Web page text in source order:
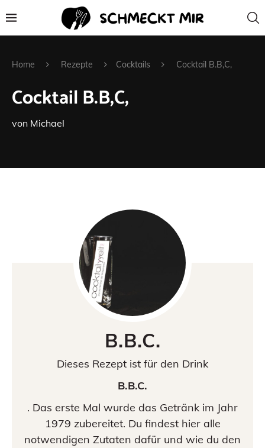
Home Rezepte Cocktails Cocktail B.B,C,
Cocktail B.B,C,
von Michael
B.B.C.
Dieses Rezept ist für den Drink
B.B.C.
. Das erste Mal wurde das Getränk im Jahr
1979 zubereitet. Du findest hier alle
notwendigen Zutaten dafür und wie du den